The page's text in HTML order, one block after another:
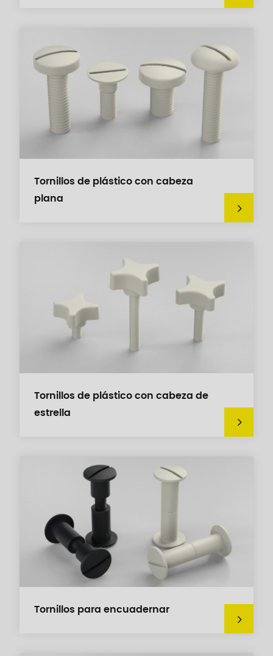
Tornillos de plástico con cabeza
plana
Tornillos de plástico con cabeza de
estrella
Tornillos para encuadernar